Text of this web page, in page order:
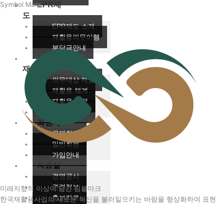
EPR제
도
EPR제도 소개
재활용의무이행
분담금안내
건축재
재활용
의무대상 제품
재활용 체계
재활용 공정
회원사
공제회원
일반회원
가입안내
자료실
경영공시
관련정보
홍보자료
Symbol Mark
미래지향적 이상이 담긴 심볼마크
한국재활용사업의 새로운 혁신을 불러일으키는 바람을 형상화하여 표현